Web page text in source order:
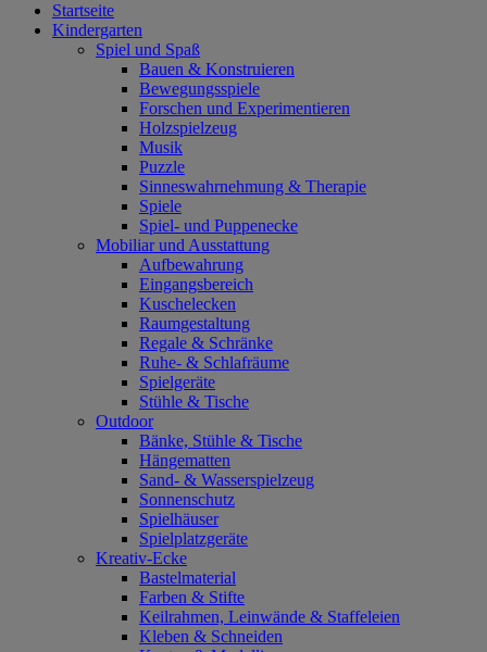
Startseite
Kindergarten
Spiel und Spaß
Bauen & Konstruieren
Bewegungsspiele
Forschen und Experimentieren
Holzspielzeug
Musik
Puzzle
Sinneswahrnehmung & Therapie
Spiele
Spiel- und Puppenecke
Mobiliar und Ausstattung
Aufbewahrung
Eingangsbereich
Kuschelecken
Raumgestaltung
Regale & Schränke
Ruhe- & Schlafräume
Spielgeräte
Stühle & Tische
Outdoor
Bänke, Stühle & Tische
Hängematten
Sand- & Wasserspielzeug
Sonnenschutz
Spielhäuser
Spielplatzgeräte
Kreativ-Ecke
Bastelmaterial
Farben & Stifte
Keilrahmen, Leinwände & Staffeleien
Kleben & Schneiden